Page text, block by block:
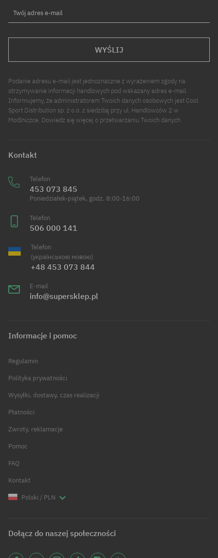
Twój adres e-mail
WYŚLIJ
Podanie adresu e-mail jest jednoznaczne z wyrażeniem zgody na
otrzymywanie informacji handlowych pod wskazany adres e-mail.
Informujemy, że administratorem Twoich danych osobowych jest Cool
Sport Distribution sp. z o.o. z siedzibą przy ul. Handlowców 2 w
Modlniczce. Dowiedz się więcej o przetwarzaniu Twoich danych.
Kontakt
Telefon
453 073 845
Poniedziałek-piątek, godz. 8:00-16:00
Telefon
506 000 141
Telefon
(українською мовою)
+48 453 073 844
E-mail
info@supersklep.pl
Informacje i pomoc
Regulamin
Polityka prywatności
Wysyłki, dostawy, czas realizacji
Płatności
Zwroty, reklamacje
Pomoc
FAQ
Kontakt
Polski / PLN
Dołącz do naszej społeczności